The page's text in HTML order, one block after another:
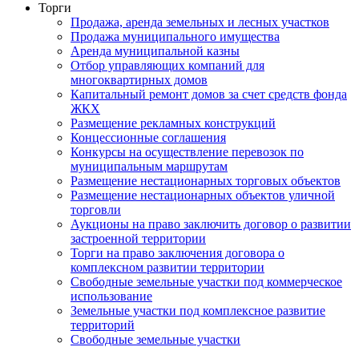
Торги
Продажа, аренда земельных и лесных участков
Продажа муниципального имущества
Аренда муниципальной казны
Отбор управляющих компаний для
многоквартирных домов
Капитальный ремонт домов за счет средств фонда
ЖКХ
Размещение рекламных конструкций
Концессионные соглашения
Конкурсы на осуществление перевозок по
муниципальным маршрутам
Размещение нестационарных торговых объектов
Размещение нестационарных объектов уличной
торговли
Аукционы на право заключить договор о развитии
застроенной территории
Торги на право заключения договора о
комплексном развитии территории
Свободные земельные участки под коммерческое
использование
Земельные участки под комплексное развитие
территорий
Свободные земельные участки